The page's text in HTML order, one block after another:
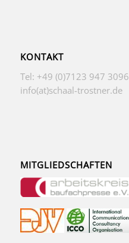
KONTAKT
Tel: +49 (0)7123 947 3096
info(at)schaal-trostner.de
MITGLIEDSCHAFTEN